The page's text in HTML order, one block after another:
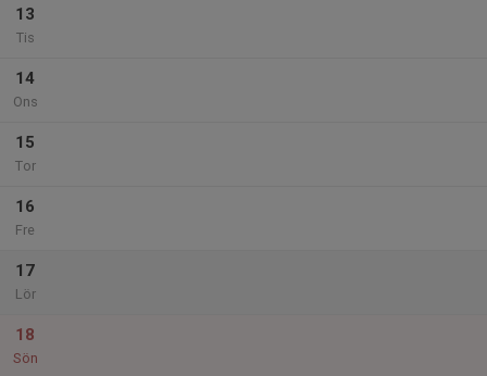
13
Tis
14
Ons
15
Tor
16
Fre
17
Lör
18
Sön